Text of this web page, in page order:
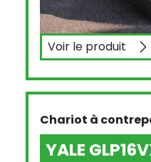
Voir le produit
CESAB
Chariot à
YALE